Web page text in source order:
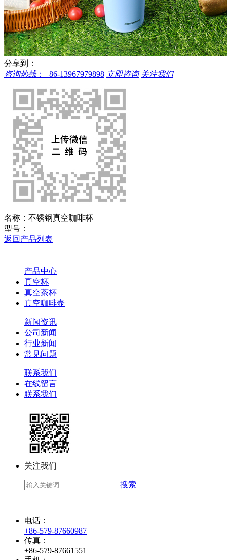
分享到：
咨询热线： +86-13967979898 立即咨询 关注我们
名称： 不锈钢真空咖啡杯
型号：
返回产品列表
产品中心
真空杯
真空茶杯
真空咖啡壶
新闻资讯
公司新闻
行业新闻
常见问题
联系我们
在线留言
联系我们
关注我们
搜索
电话：
+86-579-87660987
传真：
+86-579-87661551